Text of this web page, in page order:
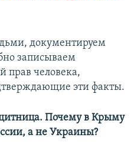
документируем
записываем
прав человека,
эти факты.
Почему в Крыму
а не Украины?